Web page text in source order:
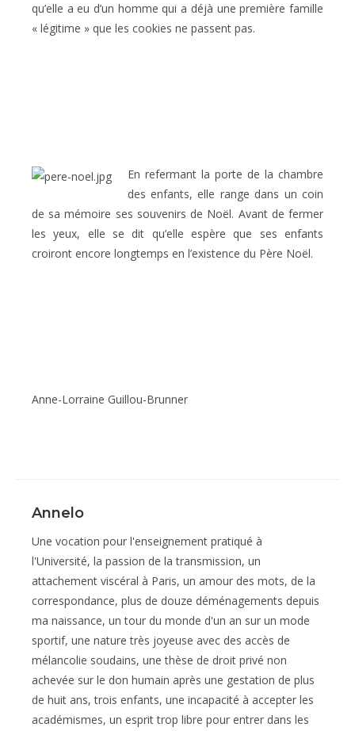
qu’elle a eu d’un homme qui a déjà une première famille
« légitime » que les cookies ne passent pas.
En refermant la porte de la chambre
des enfants, elle range dans un coin
de sa mémoire ses souvenirs de Noël. Avant de fermer
les yeux, elle se dit qu’elle espère que ses enfants
croiront encore longtemps en l’existence du Père Noël.
Anne-Lorraine Guillou-Brunner
Annelo
Une vocation pour l'enseignement pratiqué à
l'Université, la passion de la transmission, un
attachement viscéral à Paris, un amour des mots, de la
correspondance, plus de douze déménagements depuis
ma naissance, un tour du monde d'un an sur un mode
sportif, une nature très joyeuse avec des accès de
mélancolie soudains, une thèse de droit privé non
achevée sur le don humain après une gestation de plus
de huit ans, trois enfants, une incapacité à accepter les
académismes, un esprit trop libre pour entrer dans les